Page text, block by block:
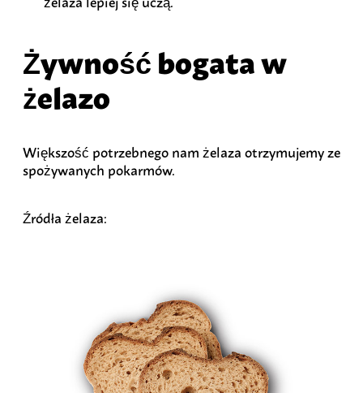
Żywność bogata w
żelazo
Większość potrzebnego nam żelaza otrzymujemy ze
spożywanych pokarmów.
Źródła żelaza: